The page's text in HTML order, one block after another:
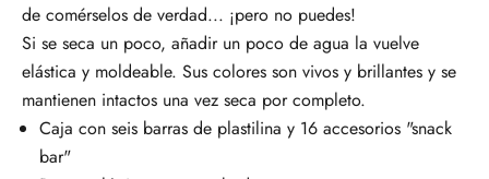
de comérselos de verdad... ¡pero no puedes!
Si se seca un poco, añadir un poco de agua la vuelve
elástica y moldeable. Sus colores son vivos y brillantes y se
mantienen intactos una vez seca por completo.
Caja con seis barras de plastilina y 16 accesorios "snack
bar"